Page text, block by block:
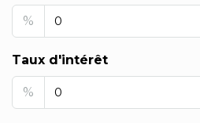
%
Taux d'intérêt
%